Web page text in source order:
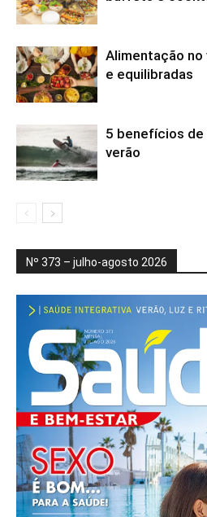
Alimentação no
e equilibradas
5 benefícios
verão
Nº 373 – julho-agosto 2026